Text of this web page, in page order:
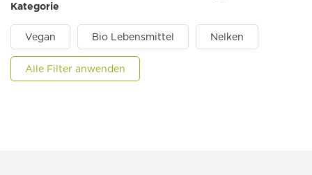
Kategorie
Vegan Bio Lebensmittel Nelken
Alle Filter anwenden